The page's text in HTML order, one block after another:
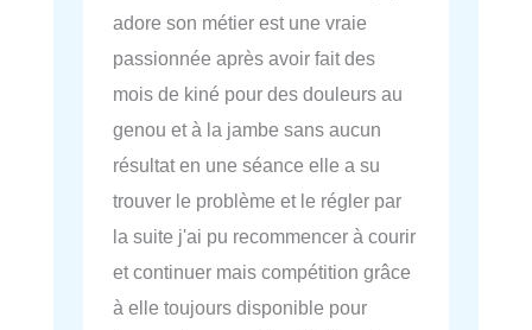
adore son métier est une vraie
passionnée après avoir fait des
mois de kiné pour des douleurs au
genou et à la jambe sans aucun
résultat en une séance elle a su
trouver le problème et le régler par
la suite j'ai pu recommencer à courir
et continuer mais compétition grâce
à elle toujours disponible pour